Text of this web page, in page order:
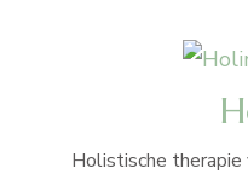
Holistische therapie